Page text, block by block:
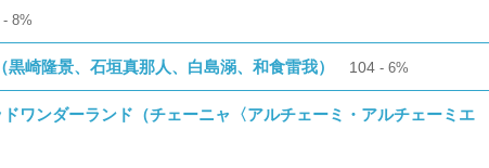
8%
崎隆景、石垣真那人、白島溺、和食雷我） 104 6%
ワンダーランド（チェーニャ〈アルチェーミ・アルチェーミエ